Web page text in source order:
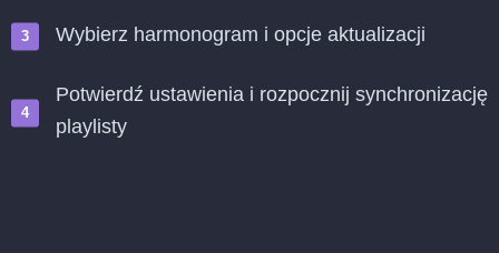
Wybierz harmonogram i opcje aktualizacji
Potwierdź ustawienia i rozpocznij synchronizację
playlisty